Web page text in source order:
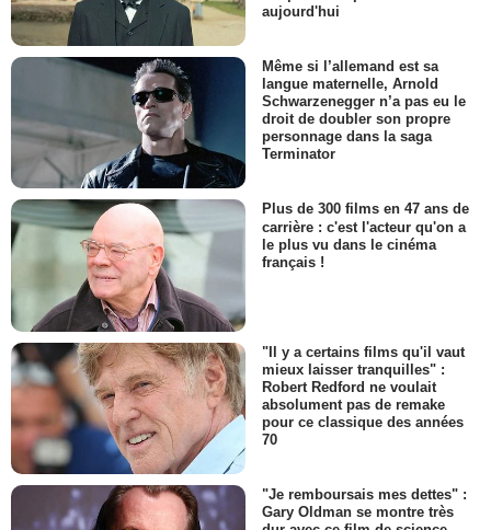
aujourd'hui
Même si l’allemand est sa
langue maternelle, Arnold
Schwarzenegger n’a pas eu le
droit de doubler son propre
personnage dans la saga
Terminator
Plus de 300 films en 47 ans de
carrière : c'est l'acteur qu'on a
le plus vu dans le cinéma
français !
"Il y a certains films qu'il vaut
mieux laisser tranquilles" :
Robert Redford ne voulait
absolument pas de remake
pour ce classique des années
70
"Je remboursais mes dettes" :
Gary Oldman se montre très